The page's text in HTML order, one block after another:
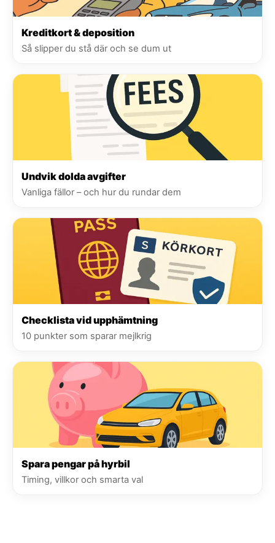
Kreditkort & deposition
Så slipper du stå där och se dum ut
Undvik dolda avgifter
Vanliga fällor – och hur du rundar dem
Checklista vid upphämtning
10 punkter som sparar mejlkrig
Spara pengar på hyrbil
Timing, villkor och smarta val